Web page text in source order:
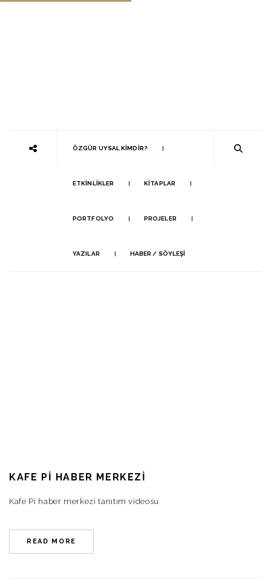
ÖZGÜR UYSAL KIMDIR?
ETKINLIKLER KITAPLAR
PORTFOLYO PROJELER
YAZILAR HABER / SÖYLEŞI
KAFE PI HABER MERKEZI
Kafe Pi haber merkezi tanıtım videosu
READ MORE